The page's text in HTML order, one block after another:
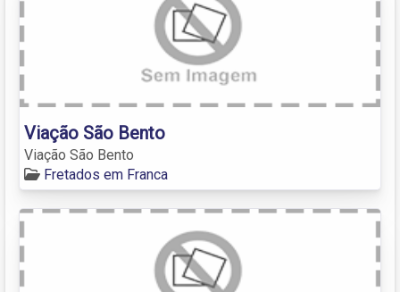
Viação São Bento
Viação São Bento
Fretados em Franca